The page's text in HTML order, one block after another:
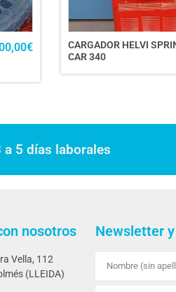
€
CARGADOR HELVI
CAR 340
a 5 días laborales
nosotros
Vella, 112
(LLEIDA)
Newsletter